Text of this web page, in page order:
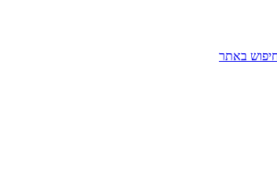
באתר